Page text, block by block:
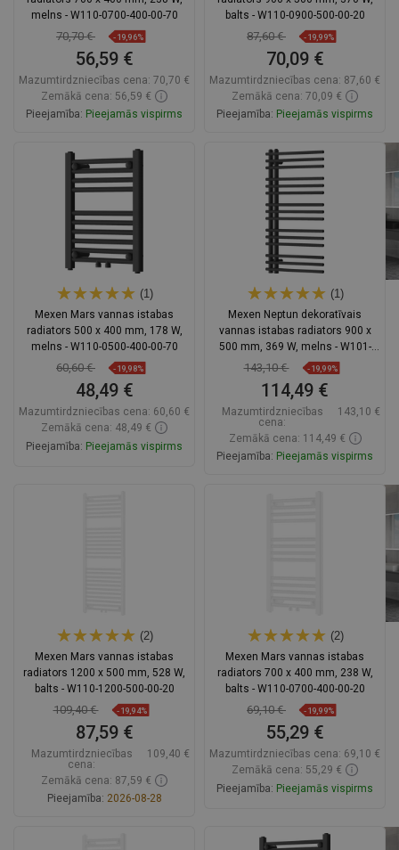
melns - W110-0700-400-00-70
70,70 € -19,96%
56,59 €
Mazumtirdzniecības cena: 70,70 €
Zemākā cena: 56,59 €
Pieejamība: Pieejamās vispirms
Ielikt grozā
favorite_border Iecienītākie
Salīdzināt
balts - W110-0900-500-00-20
87,60 € -19,99%
70,09 €
Mazumtirdzniecības cena: 87,60 €
Zemākā cena: 70,09 €
Pieejamība: Pieejamās vispirms
Ielikt grozā
favorite_border Iecienītākie
Salīdzināt
(1)
Mexen Mars vannas istabas
radiators 500 x 400 mm, 178 W,
melns - W110-0500-400-00-70
60,60 € -19,98%
48,49 €
Mazumtirdzniecības cena: 60,60 €
Zemākā cena: 48,49 €
Pieejamība: Pieejamās vispirms
(1)
Mexen Neptun dekoratīvais
vannas istabas radiators 900 x
500 mm, 369 W, melns - W101-
0900-500-00-70
143,10 € -19,99%
114,49 €
Mazumtirdzniecības
cena:
143,10 €
Zemākā cena: 114,49 €
Pieejamība: Pieejamās vispirms
(2)
Mexen Mars vannas istabas
radiators 1200 x 500 mm, 528 W,
balts - W110-1200-500-00-20
109,40 € -19,94%
87,59 €
Mazumtirdzniecības
cena:
109,40 €
Zemākā cena: 87,59 €
Pieejamība: 2026-08-28
(2)
Mexen Mars vannas istabas
radiators 700 x 400 mm, 238 W,
balts - W110-0700-400-00-20
69,10 € -19,99%
55,29 €
Mazumtirdzniecības cena: 69,10 €
Zemākā cena: 55,29 €
Pieejamība: Pieejamās vispirms